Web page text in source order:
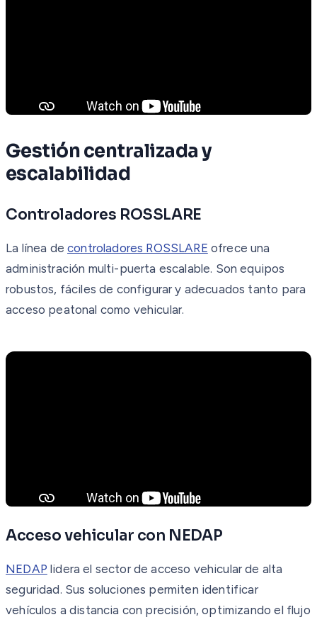
Gestión centralizada y
escalabilidad
Controladores ROSSLARE
La línea decontroladores ROSSLARE ofrece una
administración multi-puerta escalable. Son equipos
robustos, fáciles de configurar y adecuados tanto para
acceso peatonal como vehicular.
Acceso vehicular con NEDAP
NEDAP lidera el sector de acceso vehicular de alta
seguridad. Sus soluciones permiten identificar
vehículos a distancia con precisión, optimizando el flujo